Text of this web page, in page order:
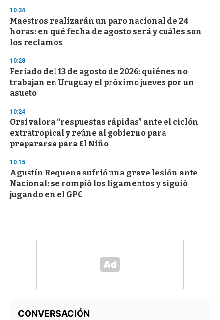
10:34
Maestros realizarán un paro nacional de 24
horas: en qué fecha de agosto será y cuáles son
los reclamos
10:28
Feriado del 13 de agosto de 2026: quiénes no
trabajan en Uruguay el próximo jueves por un
asueto
10:24
Orsi valora “respuestas rápidas” ante el ciclón
extratropical y reúne al gobierno para
prepararse para El Niño
10:15
Agustín Requena sufrió una grave lesión ante
Nacional: se rompió los ligamentos y siguió
jugando en el GPC